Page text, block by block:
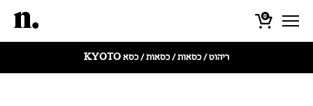
0
ריהוט/כסאות/כסאות/ כסא KYOTO